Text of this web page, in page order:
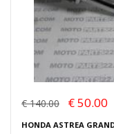
€ 140.00 € 50.00
HONDA ASTREA